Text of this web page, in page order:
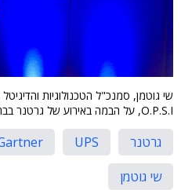
שי גוטמן, סמנכ"ל הטכנולוגיות
O.P.S.I, על הבמה באירוע של גרטנר בברלין
גרטנר UPS
שי גוטמן